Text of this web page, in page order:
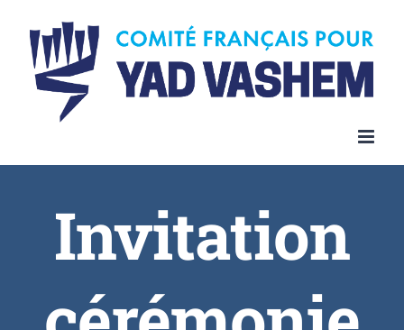
Invitation